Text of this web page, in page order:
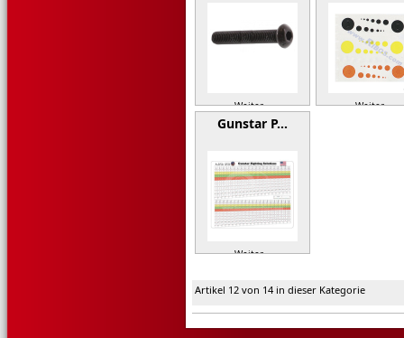
Weiter » Weiter »
Gunstar P…
Weiter »
Artikel 12 von 14 in dieser Kategorie